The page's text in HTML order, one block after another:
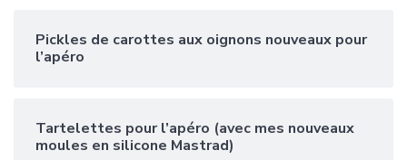
Pickles de carottes aux oignons nouveaux pour
l’apéro
Tartelettes pour l’apéro (avec mes nouveaux
moules en silicone Mastrad)